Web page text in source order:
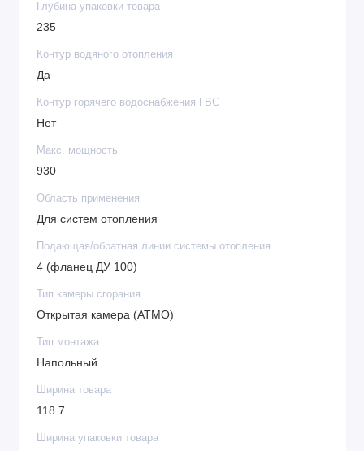
Глубина упаковки товара
235
Контур водяного отопления
Да
Контур горячего водоснабжения ГВС
Нет
Макс. мощность
930
Область применения
Для систем отопления
Подающая/обратная линии системы отопления
4 (фланец ДУ 100)
Тип камеры сгорания
Открытая камера (ATMO)
Тип монтажа
Напольный
Ширина товара
118.7
Ширина упаковки товара